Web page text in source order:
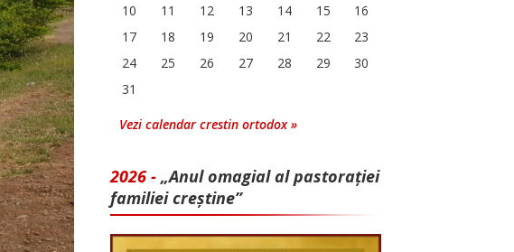
10
11 12 13 14 15
16
17
18 19 20 21 22
23
24
25 26 27 28 29
30
31
Vezi calendar crestin ortodox »
2026 - „Anul omagial al pastorației
familiei creștine”